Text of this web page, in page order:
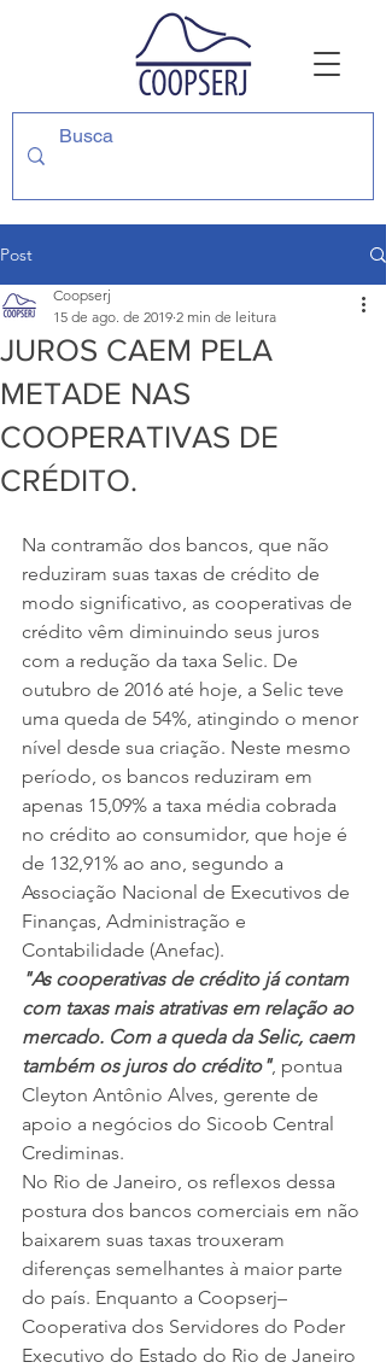
Post
JUROS CAEM PELA
METADE NAS
COOPERATIVAS DE
CRÉDITO.
Coopserj
15 de ago. de 2019 2 min de leitura
Na contramão dos bancos, que não
reduziram suas taxas de crédito de
modo significativo, as cooperativas de
crédito vêm diminuindo seus juros
com a redução da taxa Selic. De
outubro de 2016 até hoje, a Selic teve
uma queda de 54%, atingindo o menor
nível desde sua criação. Neste mesmo
período, os bancos reduziram em
apenas 15,09% a taxa média cobrada
no crédito ao consumidor, que hoje é
de 132,91% ao ano, segundo a
Associação Nacional de Executivos de
Finanças, Administração e
Contabilidade (Anefac).
"As cooperativas de crédito já contam
com taxas mais atrativas em relação ao
mercado. Com a queda da Selic, caem
também os juros do crédito", pontua
Cleyton Antônio Alves, gerente de
apoio a negócios do Sicoob Central
Crediminas.
No Rio de Janeiro, os reflexos dessa
postura dos bancos comerciais em não
baixarem suas taxas trouxeram
diferenças semelhantes à maior parte
do país. Enquanto a Coopserj–
Cooperativa dos Servidores do Poder
Executivo do Estado do Rio de Janeiro